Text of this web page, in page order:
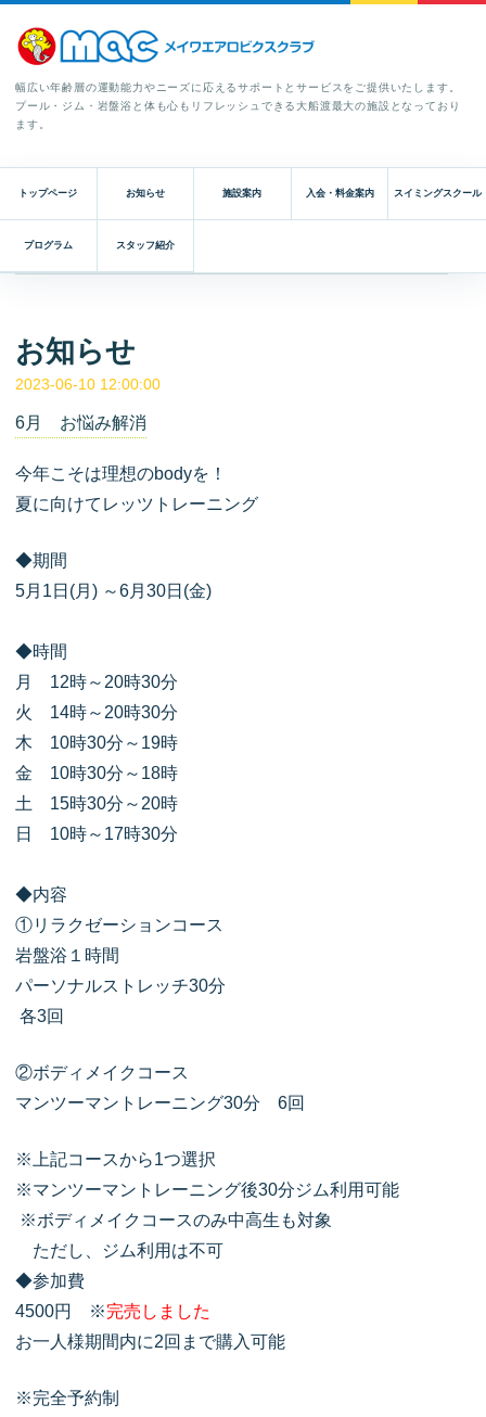
幅広い年齢層の運動能力やニーズに応えるサポートとサービスをご提供いたします。
プール・ジム・岩盤浴と体も心もリフレッシュできる大船渡最大の施設となっており
ます。
トップページ お知らせ 施設案内 入会・料金案内 スイミングスクール
プログラム スタッフ紹介
お知らせ
2023-06-10 12:00:00
6月 お悩み解消
今年こそは理想のbodyを！
夏に向けてレッツトレーニング
◆期間
5月1日(月) ～6月30日(金)
◆時間
月 12時～20時30分
火 14時～20時30分
木 10時30分～19時
金 10時30分～18時
土 15時30分～20時
日 10時～17時30分
◆内容
①リラクゼーションコース
岩盤浴１時間
パーソナルストレッチ30分
各3回
②ボディメイクコース
マンツーマントレーニング30分 6回
※上記コースから1つ選択
※マンツーマントレーニング後30分ジム利用可能
※ボディメイクコースのみ中高生も対象
ただし、ジム利用は不可
◆参加費
4500円 ※完売しました
お一人様期間内に2回まで購入可能
※完全予約制